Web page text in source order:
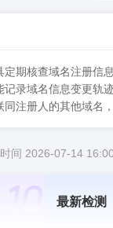
期核查域名注册信
录域名信息变更轨
注册人的其他域名
间 2026-07-14
最新检测